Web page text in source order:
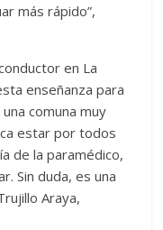
más rápido”,
en La
enseñanza para
comuna muy
estar por todos
de la paramédico,
Sin duda, es una
Araya,